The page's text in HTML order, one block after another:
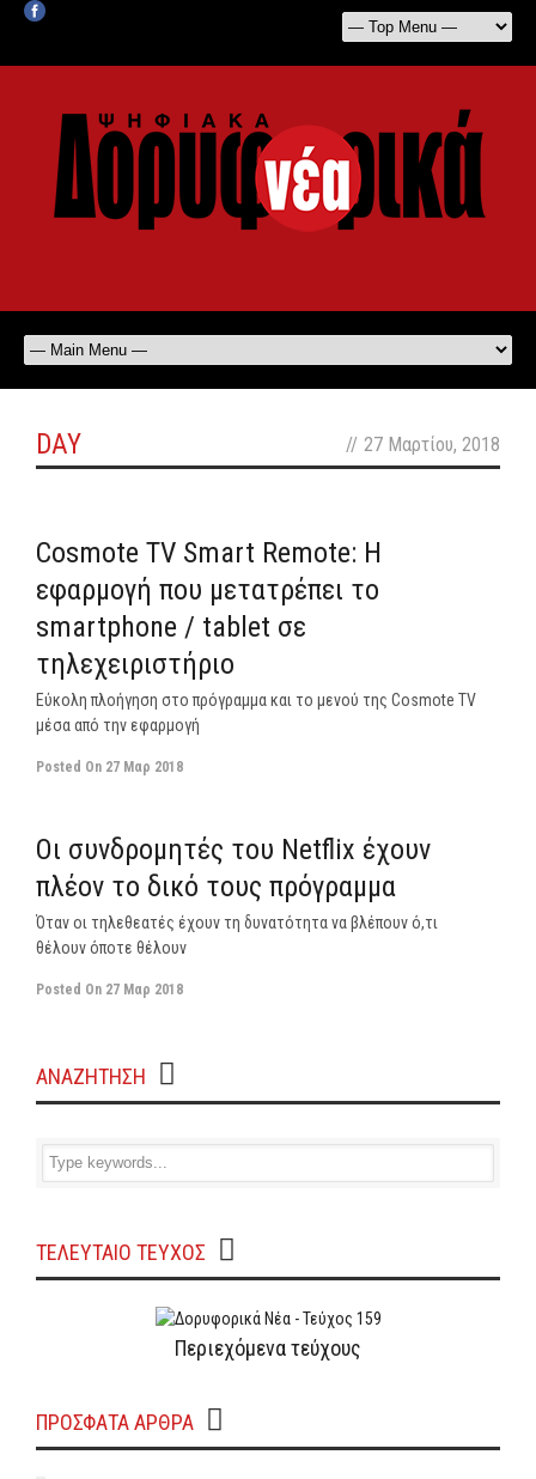
DAY // 27 Μαρτίου, 2018
Cosmote TV Smart Remote: Η
εφαρμογή που μετατρέπει το
smartphone / tablet σε
τηλεχειριστήριο
Εύκολη πλοήγηση στο πρόγραμμα και το μενού της Cosmote TV
μέσα από την εφαρμογή
Posted On 27 Μαρ 2018
Οι συνδρομητές του Netflix έχουν
πλέον το δικό τους πρόγραμμα
Όταν οι τηλεθεατές έχουν τη δυνατότητα να βλέπουν ό,τι
θέλουν όποτε θέλουν
Posted On 27 Μαρ 2018
ΑΝΑΖΗΤΗΣΗ
ΤΕΛΕΥΤΑΙΟ ΤΕΥΧΟΣ
Περιεχόμενα τεύχους
ΠΡΌΣΦΑΤΑ ΆΡΘΡΑ